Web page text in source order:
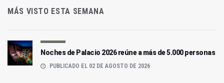
MÁS VISTO ESTA SEMANA
Noches de Palacio 2026 reúne a más de 5.000 personas
PUBLICADO EL 02 DE AGOSTO DE 2026